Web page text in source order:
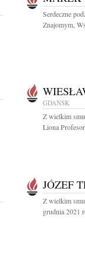
Serdeczne
Znajomym,
GDAŃSK
Z wielkim
Liona
JÓZEF
Z wielkim
grudnia 2021